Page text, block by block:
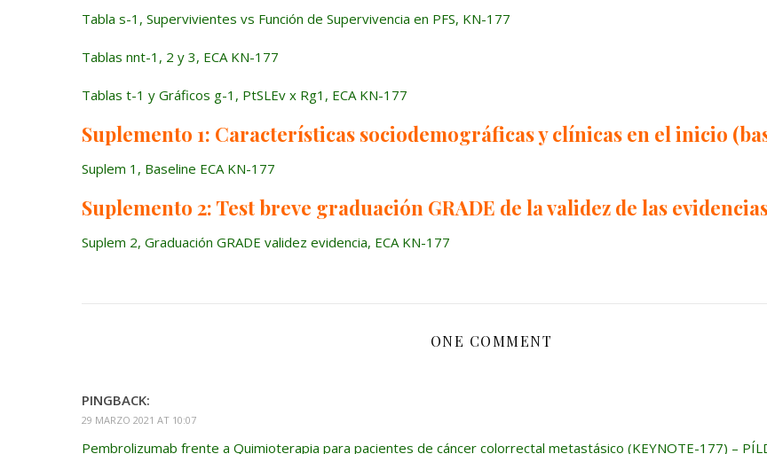
Tabla s-1, Supervivientes vs Función de Supervivencia en PFS, KN-177
Tablas nnt-1, 2 y 3, ECA KN-177
Tablas t-1 y Gráficos g-1, PtSLEv x Rg1, ECA KN-177
Suplemento 1: Características sociodemográficas y clínicas en el inicio
Suplem 1, Baseline ECA KN-177
Suplemento 2: Test breve graduación GRADE de la validez de las
Suplem 2, Graduación GRADE validez evidencia, ECA KN-177
ONE COMMENT
PINGBACK:
29 MARZO 2021 AT 10:07
Pembrolizumab frente a Quimioterapia para pacientes de cáncer colorrectal metastásico (KEYNOTE-177) –